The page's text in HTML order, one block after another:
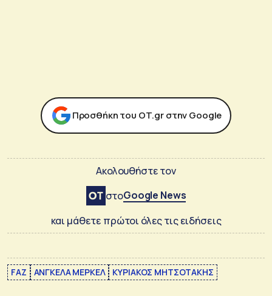
Προσθήκη του ΟΤ.gr στην Google
Ακολουθήστε τον
στοGoogle News
και μάθετε πρώτοι όλες τις ειδήσεις
FAZ ΑΝΓΚΕΛΑ ΜΕΡΚΕΛ ΚΥΡΙΑΚΟΣ ΜΗΤΣΟΤΑΚΗΣ